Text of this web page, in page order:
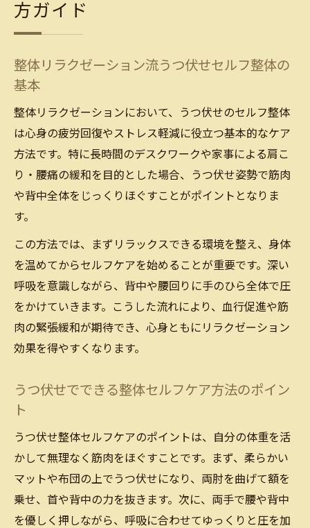
方ガイド
整体リラクゼーション流うつ伏せセルフ整体の
基本
整体リラクゼーションにおいて、うつ伏せのセルフ整体
は心身の疲労回復やストレス軽減に役立つ基本的なケア
方法です。特に長時間のデスクワークや家事による肩こ
り・腰痛の緩和を目的とした場合、うつ伏せ姿勢で筋肉
や背中全体をじっくりほぐすことがポイントとなりま
す。
この方法では、まずリラックスできる環境を整え、身体
を温めてからセルフケアを始めることが重要です。深い
呼吸を意識しながら、背中や腰回りに手のひら全体で圧
をかけていきます。こうした流れにより、血行促進や筋
肉の緊張緩和が期待でき、心身ともにリラクゼーション
効果を得やすくなります。
うつ伏せでできる整体セルフケア方法のポイン
ト
うつ伏せ整体セルフケアのポイントは、自分の体重を活
かして無理なく筋肉をほぐすことです。まず、柔らかい
マットや布団の上でうつ伏せになり、両肘を曲げて額を
乗せ、首や背中の力を抜きます。次に、両手で腰や背中
を優しく押しながら、呼吸に合わせてゆっくりと圧を加